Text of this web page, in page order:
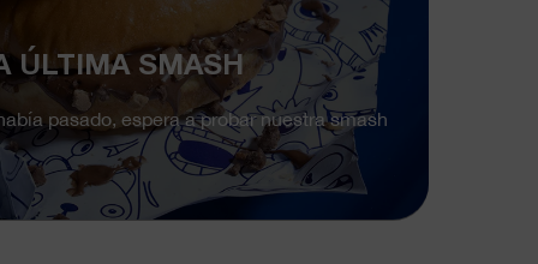
ÚLTIMA SMASH
pasado, espera a probar nuestra smash